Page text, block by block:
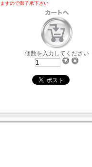
すので御了承下さい
個数を入力してください